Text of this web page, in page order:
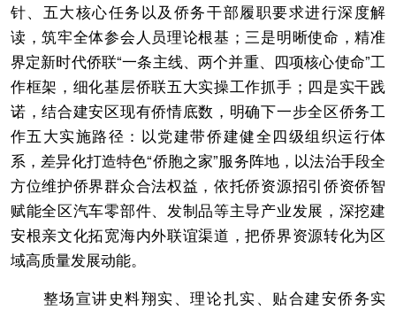
针、五大核心任务以及侨务干部履职要求进行深度解
读，筑牢全体参会人员理论根基；三是明晰使命，精准
界定新时代侨联“一条主线、两个并重、四项核心使命”工
作框架，细化基层侨联五大实操工作抓手；四是实干践
诺，结合建安区现有侨情底数，明确下一步全区侨务工
作五大实施路径：以党建带侨建健全四级组织运行体
系，差异化打造特色“侨胞之家”服务阵地，以法治手段全
方位维护侨界群众合法权益，依托侨资源招引侨资侨智
赋能全区汽车零部件、发制品等主导产业发展，深挖建
安根亲文化拓宽海内外联谊渠道，把侨界资源转化为区
域高质量发展动能。
整场宣讲史料翔实、理论扎实、贴合建安侨务实